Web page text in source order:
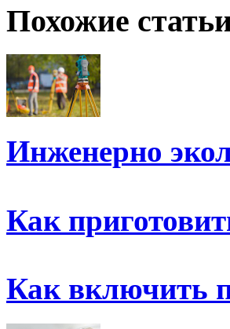
Похожие
Инженерно
Как
Как включить